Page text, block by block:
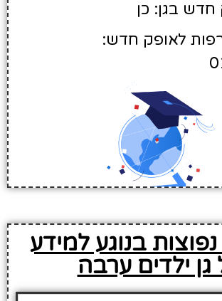
חדש בגן: כן
לאופק חדש:
בנוגע למידע
גן ילדים ערבה